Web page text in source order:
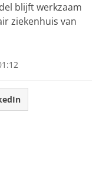
blijft werkzaam
ziekenhuis van